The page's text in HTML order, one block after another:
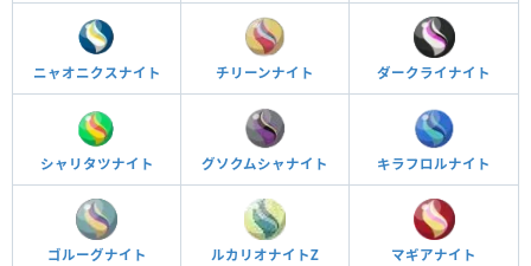
ニャオニクスナイト チリーンナイト ダークライナイト
シャリタツナイト グソクムシャナイト キラフロルナイト
ゴルーグナイト ルカリオナイトZ マギアナイト